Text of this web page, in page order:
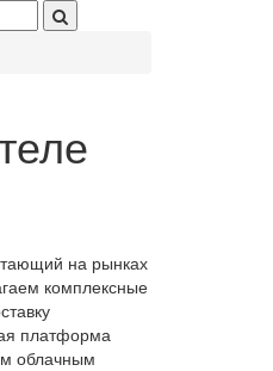
на рынках
комплексные
платформа
облачным